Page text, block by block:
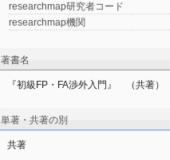
researchmap研究者コード
researchmap機関
著書名
『初級FP・FA渉外入門』　（共著
単著・共著の別
共著